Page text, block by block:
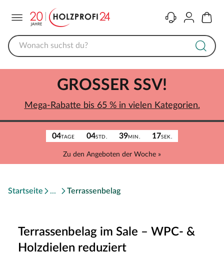
KontaktKonto
04TAGE 04STD. 39MIN. 17SEK.
Zu den Angeboten der Woche »
GROSSER SSV!
Mega-Rabatte bis 65 % in vielen Kategorien.
Startseite Terrassenbelag
Terrassenbelag im Sale – WPC- &
Holzdielen reduziert